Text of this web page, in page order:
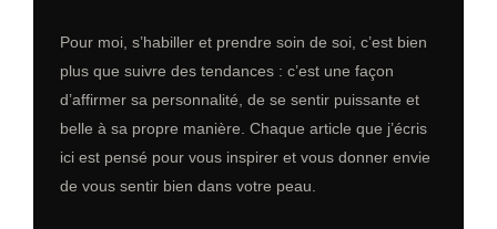
Pour moi, s’habiller et prendre soin de soi, c’est bien
plus que suivre des tendances : c’est une façon
d’affirmer sa personnalité, de se sentir puissante et
belle à sa propre manière. Chaque article que j’écris
ici est pensé pour vous inspirer et vous donner envie
de vous sentir bien dans votre peau.